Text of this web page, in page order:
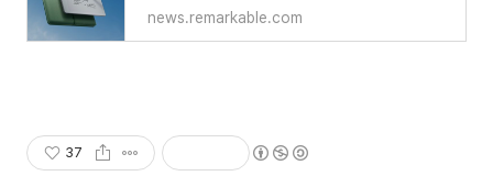
news.remarkable.com
37